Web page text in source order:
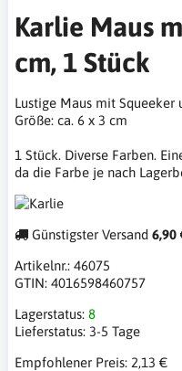
Karlie Maus
cm, 1 Stück
Lustige Maus mit Squeeker
Größe: ca. 6 x 3 cm
1 Stück. Diverse Farben.
da die Farbe je nach
Günstigster Versand 6,90
Artikelnr.: 46075
GTIN: 4016598460757
Lagerstatus: 8
Lieferstatus: 3-5 Tage
Empfohlener Preis: 2,13 €